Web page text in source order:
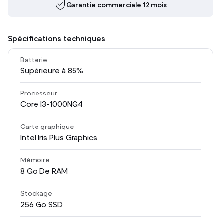
Garantie commerciale 12 mois
Spécifications techniques
Batterie
Supérieure à 85%
Processeur
Core I3-1000NG4
Carte graphique
Intel Iris Plus Graphics
Mémoire
8 Go De RAM
Stockage
256 Go SSD